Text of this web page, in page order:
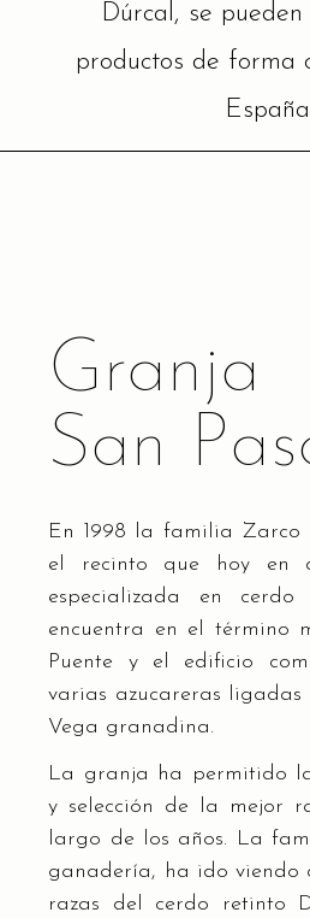
Dúrcal, se
productos de forma
Granja
San
En 1998 la familia Zarco
el recinto que hoy en
especializada en cerdo
encuentra en el término
Puente y el edificio
varias azucareras
Vega granadina.
La granja ha permitido
y selección de la mejor
largo de los años. La
ganadería, ha ido viendo
razas del cerdo retinto